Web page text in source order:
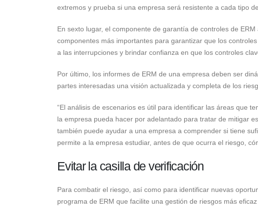
extremos y prueba si una empresa será resistente a cada tipo
En sexto lugar, el componente de garantía de controles de
componentes más importantes para garantizar que los
a las interrupciones y brindar confianza en que los controles
Por último, los informes de ERM de una empresa deben ser
partes interesadas una visión actualizada y completa de los
“El análisis de escenarios es útil para identificar las áreas que
la empresa pueda hacer por adelantado para tratar de mitigar
también puede ayudar a una empresa a comprender si tiene
permite a la empresa estudiar, antes de que ocurra el riesgo,
Evitar la casilla de verificación
Para combatir el riesgo, así como para identificar nuevas
programa de ERM que facilite una gestión de riesgos más